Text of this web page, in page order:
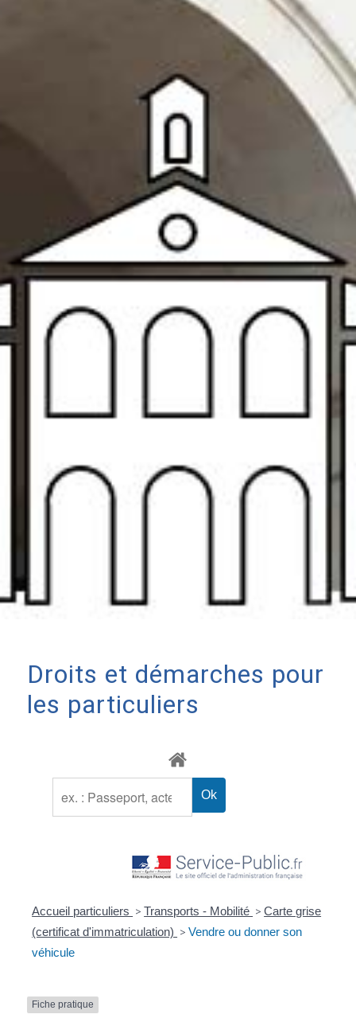
Droits et démarches pour
les particuliers
Accueil particuliers > Transports - Mobilité > Carte grise
(certificat d'immatriculation) > Vendre ou donner son
véhicule
Fiche pratique